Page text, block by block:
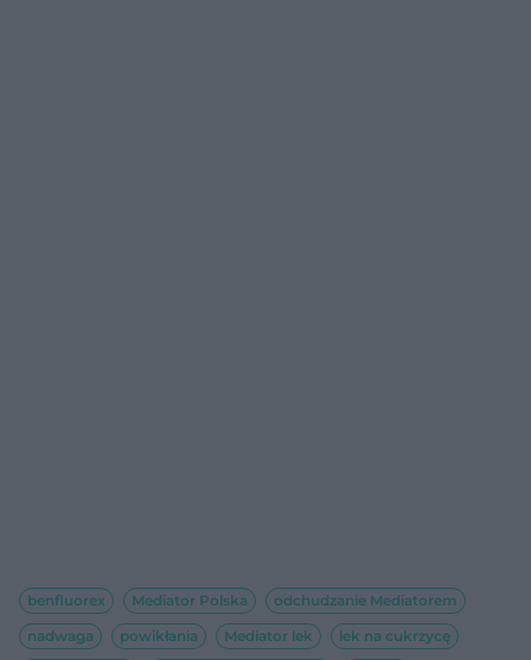
benfluorex Mediator Polska
odchudzanie Mediatorem
nadwaga
powikłania Mediator lek
lek na cukrzycę